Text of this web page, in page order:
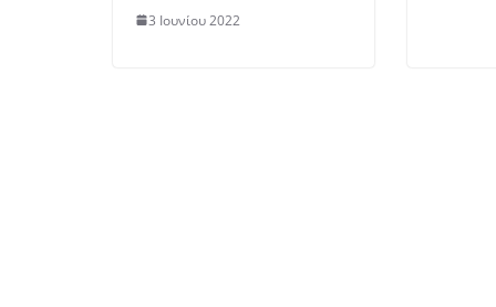
3 Ιουνίου 2022